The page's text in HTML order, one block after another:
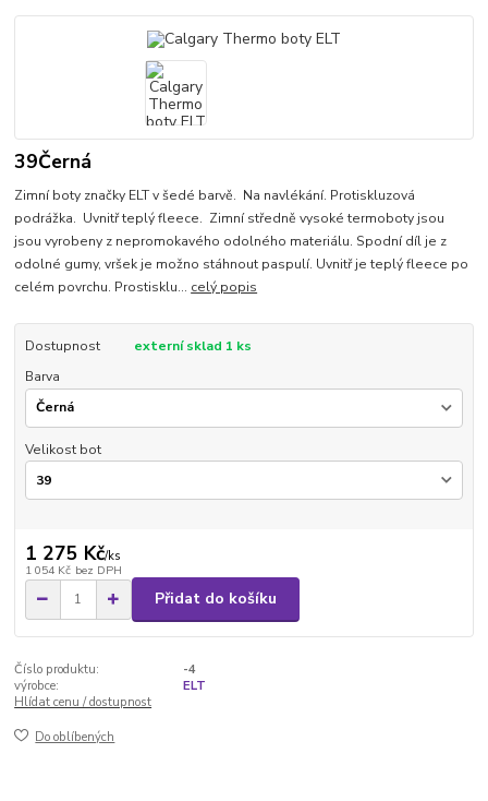
39Černá
Zimní boty značky ELT v šedé barvě. Na navlékání. Protiskluzová
podrážka. Uvnitř teplý fleece. Zimní středně vysoké termoboty jsou
jsou vyrobeny z nepromokavého odolného materiálu. Spodní díl je z
odolné gumy, vršek je možno stáhnout paspulí. Uvnitř je teplý fleece po
celém povrchu. Prostisklu... celý popis
Dostupnost
externí sklad 1 ks
Barva
Velikost bot
1 275 Kč/ks
1 054 Kč bez DPH
Přidat do košíku
Číslo produktu:
-4
výrobce:
ELT
Hlídat cenu / dostupnost
Do oblíbených